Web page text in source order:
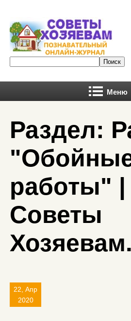
Меню
Раздел:
работы" |
Советы
22, Апр
2020